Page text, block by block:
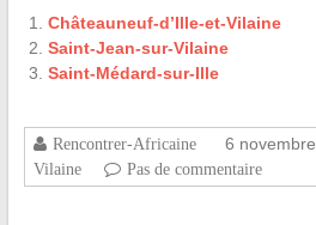
Châteauneuf-d’Ille-et-Vilaine
Saint-Jean-sur-Vilaine
Saint-Médard-sur-Ille
Rencontrer-Africaine 6
Vilaine
Pas de commentaire